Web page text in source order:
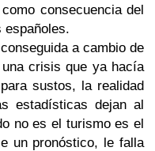
consecuencia del
españoles.
a cambio de
crisis que ya hacía
sustos, la realidad
estadísticas dejan al
no es el turismo es el
un pronóstico, le falla